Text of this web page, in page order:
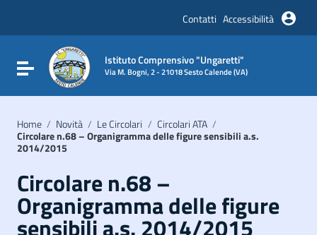
Vai al footer
Contatti Accessibilità
Attiva / disattiva la navigazione
Istituto Comprensivo "Ungaretti"
Via M. Bogni, 2 - 21018 Sesto Calende (VA)
Home / Novità / Le Circolari / Circolari ATA /
Circolare n.68 – Organigramma delle figure sensibili a.s.
2014/2015
Circolare n.68 –
Organigramma delle figure
sensibili a.s. 2014/2015